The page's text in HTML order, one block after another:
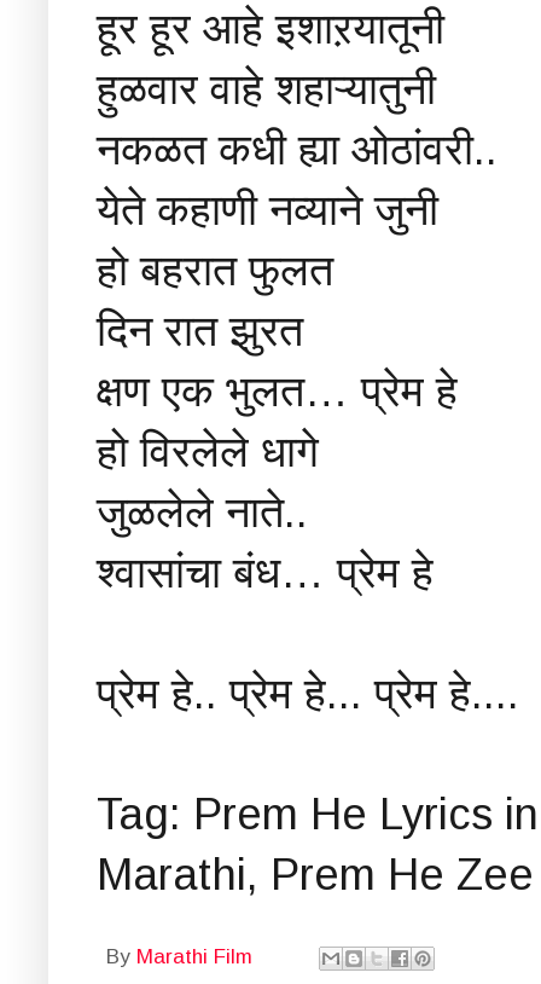
हूर हूर आहे इशाऱयातूनी
हुळवार वाहे शहाऱ्यातुनी
नकळत कधी ह्या ओठांवरी..
येते कहाणी नव्याने जुनी
हो बहरात फुलत
दिन रात झुरत
क्षण एक भुलत… प्रेम हे
हो विरलेले धागे
जुळलेले नाते..
श्वासांचा बंध… प्रेम हे
प्रेम हे.. प्रेम हे... प्रेम हे....
Tag: Prem He Lyrics
Marathi, Prem He
By Marathi Film